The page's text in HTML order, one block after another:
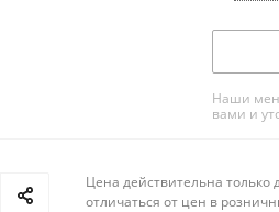
Наши
вами и
Цена действительна
отличаться от цен в